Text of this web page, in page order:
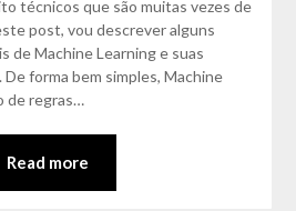
técnicos que são muitas vezes de
post, vou descrever alguns
de Machine Learning e suas
forma bem simples, Machine
de regras…
Read more